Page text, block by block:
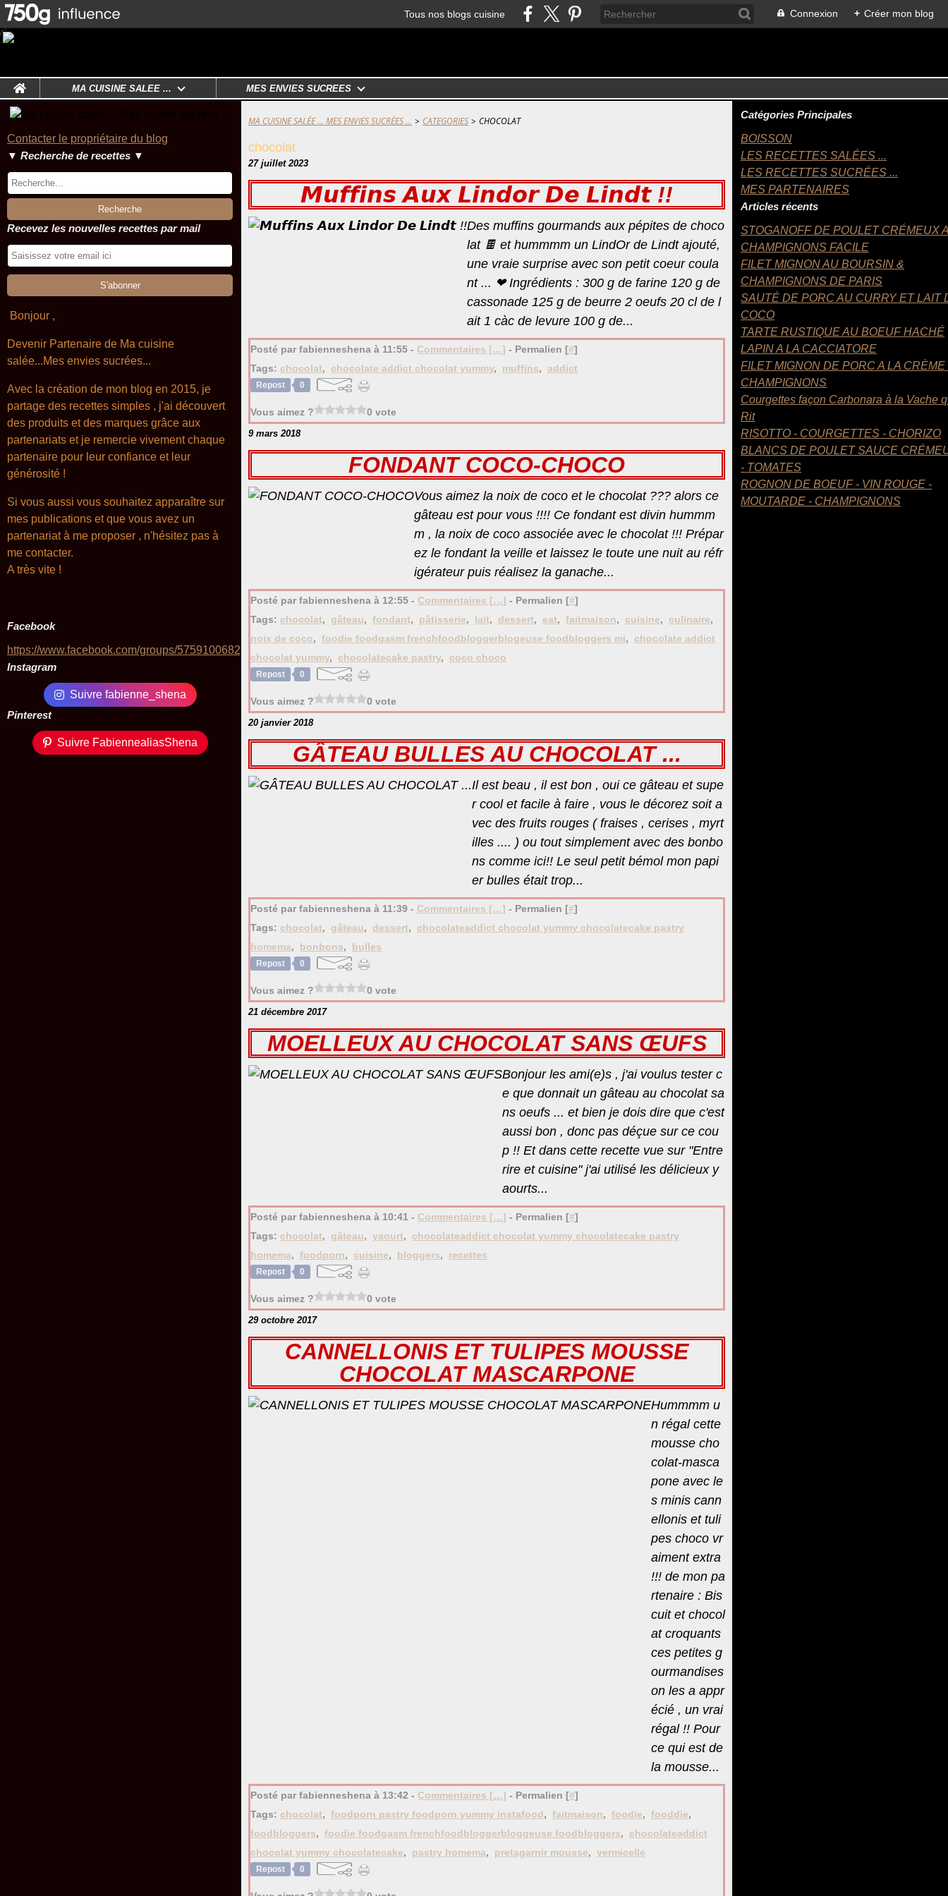
Tous nos blogs cuisine Connexion + Créer mon blog
Home MA CUISINE SALÉE ... MES ENVIES SUCRÉES
Contacter le propriétaire du blog
▼ Recherche de recettes ▼
Recevez les nouvelles recettes par mail
Bonjour ,
Devenir Partenaire de Ma cuisine
salée...Mes envies sucrées...
Avec la création de mon blog en 2015, je
partage des recettes simples , j'ai découvert
des produits et des marques grâce aux
partenariats et je remercie vivement chaque
partenaire pour leur confiance et leur
générosité !
Si vous aussi vous souhaitez apparaître sur
mes publications et que vous avez un
partenariat à me proposer , n'hésitez pas à
me contacter.
A très vite !
Facebook
https://www.facebook.com/groups/575910068229424/
Instagram
Suivre fabienne_shena
Pinterest
Suivre FabiennealiasShena
MA CUISINE SALÉE ... MES ENVIES SUCRÉES ... > CATEGORIES > CHOCOLAT
chocolat
27 juillet 2023
𝙈𝙪𝙛𝙛𝙞𝙣𝙨 𝘼𝙪𝙭 𝙇𝙞𝙣𝙙𝙤𝙧 𝘿𝙚 𝙇𝙞𝙣𝙙𝙩 !!
Des muffins gourmands aux pépites de choco
lat 🍫 et hummmm un LindOr de Lindt ajouté,
une vraie surprise avec son petit coeur coula
nt ... ❤ Ingrédients : 300 g de farine 120 g de
cassonade 125 g de beurre 2 oeufs 20 cl de l
ait 1 càc de levure 100 g de...
Posté par fabienneshena à 11:55 - Commentaires […] - Permalien [#]
Tags: chocolat, chocolate addict chocolat yummy, muffins, addict
Repost 0
Vous aimez ? 0 vote
9 mars 2018
FONDANT COCO-CHOCO
Vous aimez la noix de coco et le chocolat ??? alors ce
gâteau est pour vous !!!! Ce fondant est divin hummm
m , la noix de coco associée avec le chocolat !!! Prépar
ez le fondant la veille et laissez le toute une nuit au réfr
igérateur puis réalisez la ganache...
Posté par fabienneshena à 12:55 - Commentaires […] - Permalien [#]
Tags: chocolat, gâteau, fondant, pâtisserie, lait, dessert, eat, faitmaison, cuisine, culinaire,
noix de coco, foodie foodgasm frenchfoodbloggerblogeuse foodbloggers mi, chocolate addict
chocolat yummy, chocolatecake pastry, coco choco
Repost 0
Vous aimez ? 0 vote
20 janvier 2018
GÂTEAU BULLES AU CHOCOLAT ...
Il est beau , il est bon , oui ce gâteau et supe
r cool et facile à faire , vous le décorez soit a
vec des fruits rouges ( fraises , cerises , myrt
illes .... ) ou tout simplement avec des bonbo
ns comme ici!! Le seul petit bémol mon papi
er bulles était trop...
Posté par fabienneshena à 11:39 - Commentaires […] - Permalien [#]
Tags: chocolat, gâteau, dessert, chocolateaddict chocolat yummy chocolatecake pastry
homema, bonbons, bulles
Repost 0
Vous aimez ? 0 vote
21 décembre 2017
MOELLEUX AU CHOCOLAT SANS ŒUFS
Bonjour les ami(e)s , j'ai voulus tester c
e que donnait un gâteau au chocolat sa
ns oeufs ... et bien je dois dire que c'est
aussi bon , donc pas déçue sur ce cou
p !! Et dans cette recette vue sur "Entre
rire et cuisine" j'ai utilisé les délicieux y
aourts...
Posté par fabienneshena à 10:41 - Commentaires […] - Permalien [#]
Tags: chocolat, gâteau, yaourt, chocolateaddict chocolat yummy chocolatecake pastry
homema, foodporn, cuisine, bloggers, recettes
Repost 0
Vous aimez ? 0 vote
29 octobre 2017
CANNELLONIS ET TULIPES MOUSSE
CHOCOLAT MASCARPONE
Hummmm u
n régal cette
mousse cho
colat-masca
pone avec le
s minis cann
ellonis et tuli
pes choco vr
aiment extra
!!! de mon pa
rtenaire : Bis
cuit et chocol
at croquants
ces petites g
ourmandises
on les a appr
écié , un vrai
régal !! Pour
ce qui est de
la mousse...
Posté par fabienneshena à 13:42 - Commentaires […] - Permalien [#]
Tags: chocolat, foodporn pastry foodporn yummy instafood, faitmaison, foodie, fooddie,
foodbloggers, foodie foodgasm frenchfoodbloggerbloggeuse foodbloggers, chocolateaddict
chocolat yummy chocolatecake, pastry homema, pretagarnir mousse, vermicelle
Repost 0
Catégories Principales
BOISSON
LES RECETTES SALÉES ...
LES RECETTES SUCRÉES ...
MES PARTENAIRES
Articles récents
STOGANOFF DE POULET CRÉMEUX
CHAMPIGNONS FACILE
FILET MIGNON AU BOURSIN &
CHAMPIGNONS DE PARIS
SAUTÉ DE PORC AU CURRY ET LAIT
COCO
TARTE RUSTIQUE AU BOEUF HACHÉ
LAPIN A LA CACCIATORE
FILET MIGNON DE PORC A LA CRÈME
CHAMPIGNONS
Courgettes façon Carbonara à la Vache
Rit
RISOTTO - COURGETTES - CHORIZO
BLANCS DE POULET SAUCE
- TOMATES
ROGNON DE BOEUF - VIN ROUGE -
MOUTARDE - CHAMPIGNONS